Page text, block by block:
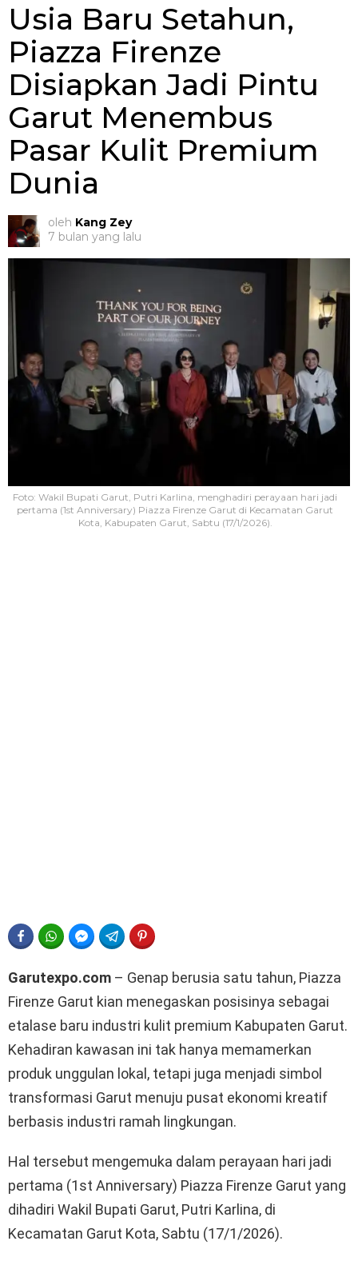
Usia Baru Setahun,
Piazza Firenze
Disiapkan Jadi Pintu
Garut Menembus
Pasar Kulit Premium
Dunia
oleh Kang Zey
7 bulan yang lalu
Foto: Wakil Bupati Garut, Putri Karlina, menghadiri perayaan hari jadi
pertama (1st Anniversary) Piazza Firenze Garut di Kecamatan Garut
Kota, Kabupaten Garut, Sabtu (17/1/2026).
FACEBOOKWHATSAPPFACEBOOK MESSENGER
TELEGRAM
Garutexpo.com – Genap berusia satu tahun, Piazza
Firenze Garut kian menegaskan posisinya sebagai
etalase baru industri kulit premium Kabupaten Garut.
Kehadiran kawasan ini tak hanya memamerkan
produk unggulan lokal, tetapi juga menjadi simbol
transformasi Garut menuju pusat ekonomi kreatif
berbasis industri ramah lingkungan.
Hal tersebut mengemuka dalam perayaan hari jadi
pertama (1st Anniversary) Piazza Firenze Garut yang
dihadiri Wakil Bupati Garut, Putri Karlina, di
Kecamatan Garut Kota, Sabtu (17/1/2026).